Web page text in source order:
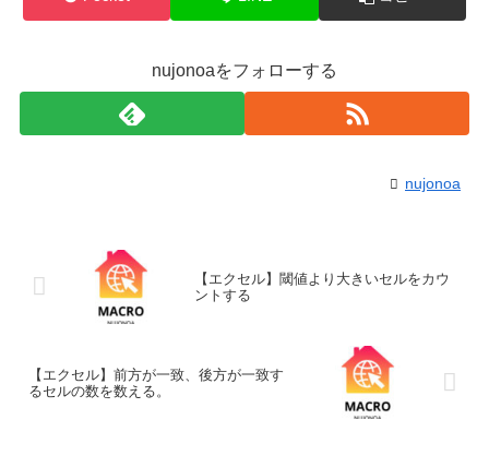
nujonoaをフォローする
nujonoa
【エクセル】閾値より大きいセルをカウ
ントする
【エクセル】前方が一致、後方が一致す
るセルの数を数える。